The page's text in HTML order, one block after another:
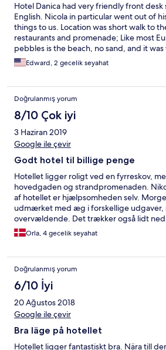
Hotel Danica had very friendly front
English. Nicola in particular went out of
things to us. Location was short walk to
restaurants and promenade; Like most
pebbles is the beach, no sand, and it
not go swimming. There are not many
here in Petrovac. Nicola recommended
did not feel hundred percent
Edward, 2 gecelik seyahat
Doğrulanmış yorum
8/10 Çok iyi
3 Haziran 2019
Google ile çevir
Godt hotel til billige penge
Hotellet ligger roligt ved en fyrreskov,
hovedgaden og strandpromenaden.
af hotellet er hjælpsomheden selv.
udmærket med æg i forskellige udgaver,
overvældende. Det trækker også lidt
er åben for aftensmad. Baren er dog
findes en stor terrasse med mindre pool.
Orla, 4 gecelik seyahat
Doğrulanmış yorum
6/10 İyi
20 Ağustos 2018
Google ile çevir
Bra läge på hotellet
Hotellet ligger fantastiskt bra. Nära till